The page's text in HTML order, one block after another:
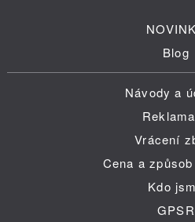
Blog
Návody a
Vrácení
Cena a
Kdo
GPSR